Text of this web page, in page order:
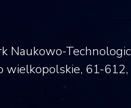
Naukowo-
61-612,